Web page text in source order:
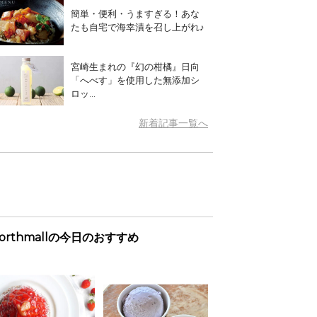
簡単・便利・うますぎる！あな
たも自宅で海幸漬を召し上がれ♪
宮崎生まれの『幻の柑橘』日向
「へべす」を使用した無添加シ
ロッ...
新着記事一覧へ
の今日のおすすめ